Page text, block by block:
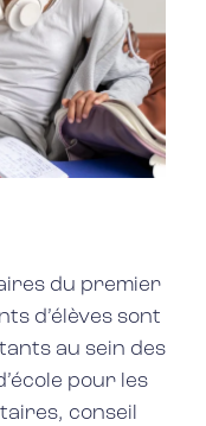
du premier
d’élèves sont
au sein des
pour les
conseil